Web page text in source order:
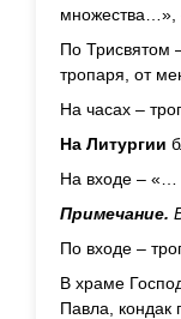
множества…»,
По Трисвятом
тропаря, от
На часах –
На Литургии
На входе – «…
Примечание.
По входе –
В храме
Павла,